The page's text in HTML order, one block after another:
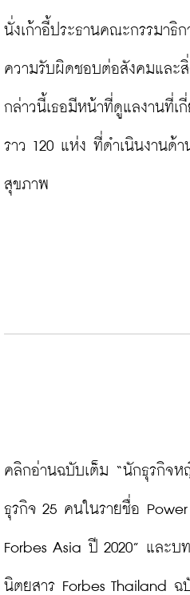
นั่งเก้าอี้ประธานคณะกรรมาธิ
ความรับผิดชอบต่อสังคมและ
กล่าวนี้เธอมีหน้าที่ดูแลงานที่เ
ราว 120 แห่ง ที่ดำเนินงานด้
สุขภาพ
คลิกอ่านฉบับเต็ม “นักธุรกิจห
ธุรกิจ 25 คนในรายชื่อ Power
Forbes Asia ปี 2020” และบ
นิตยสาร Forbes Thailand ฉ